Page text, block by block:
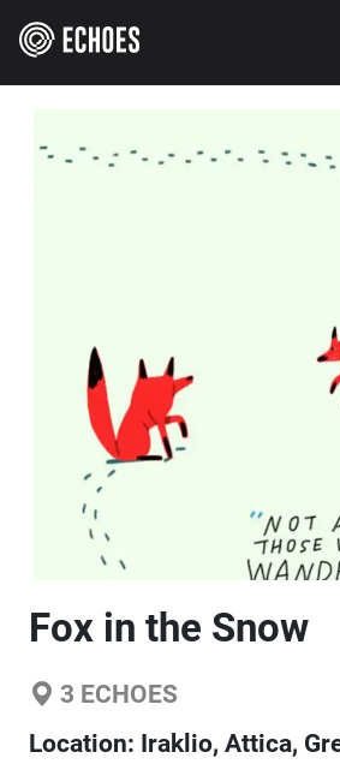
Fox in the Snow
3 ECHOES
Location: Iraklio, Attica,